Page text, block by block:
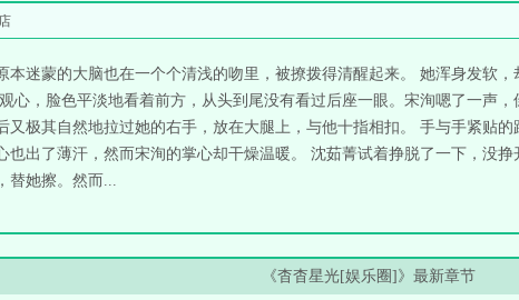
本迷蒙的大脑也在一个个清浅的吻里，被撩拨得清醒起来。 她浑身发软
心，脸色平淡地看着前方，从头到尾没有看过后座一眼。宋洵嗯了一声
又极其自然地拉过她的右手，放在大腿上，与他十指相扣。 手与手紧贴
也出了薄汗，然而宋洵的掌心却干燥温暖。 沈茹菁试着挣脱了一下，没
替她擦。然而...
《杳杳星光[娱乐圈]》最新章节